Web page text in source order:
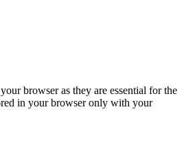
browser as they are essential for the
in your browser only with your